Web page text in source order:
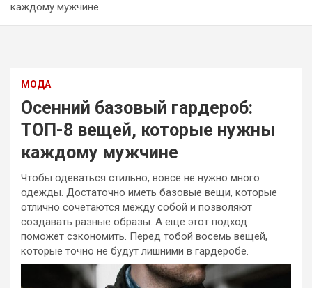
каждому мужчине
МОДА
Осенний базовый гардероб:
ТОП-8 вещей, которые нужны
каждому мужчине
Чтобы одеваться стильно, вовсе не нужно много
одежды. Достаточно иметь базовые вещи, которые
отлично сочетаются между собой и позволяют
создавать разные образы. А еще этот подход
поможет сэкономить. Перед тобой восемь вещей,
которые точно не будут лишними в гардеробе.